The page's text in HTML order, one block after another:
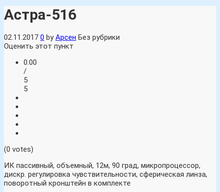
Астра-516
02.11.2017 0 byАрсен Без рубрики
Оценить этот пункт
0.00
/
5
5
(0 votes)
ИК пассивный, объемный, 12м, 90 град, микропроцессор,
дискр. регулировка чувствительности, сферическая линза,
поворотный кронштейн в комплекте